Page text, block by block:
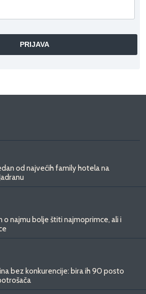
od najvećih family hotela na
o najmu bolje štiti najmoprimce, ali i
bez konkurencije: bira ih 90 posto